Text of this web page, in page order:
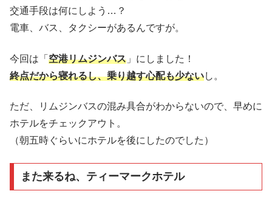
交通手段は何にしよう…？
電車、バス、タクシーがあるんですが。
今回は「 空港リムジンバス 」にしました！
終点だから寝れるし、乗り越す心配も少ないし。
ただ、リムジンバスの混み具合がわからないので、早めに
ホテルをチェックアウト。
（朝五時ぐらいにホテルを後にしたのでした）
また来るね、ティーマークホテル